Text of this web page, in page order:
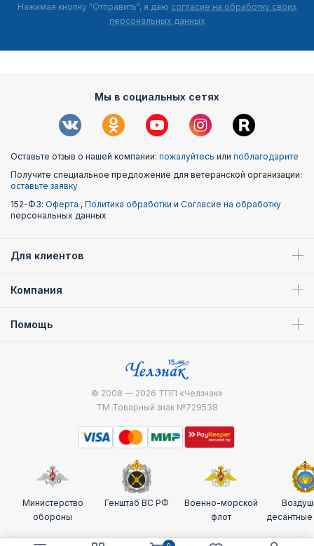
Нажимая кнопку "Отправить", я даю согласие на обработку своих
персональных данных
Мы в социальных сетях
Оставьте отзыв о нашей компании: пожалуйтесь или поблагодарите
Получите специальное предложение для ветеранской организации:
оставьте заявку
152-ФЗ: Оферта , Политика обработки и Согласие на обработку
персональных данных
Для клиентов
Компания
Помощь
© 2008 — 2026 ТПП «Челзнак»
ТМ Товарный знак №729538
Министерство
обороны
Генштаб ВС РФ
Военно-морской
флот
десантные